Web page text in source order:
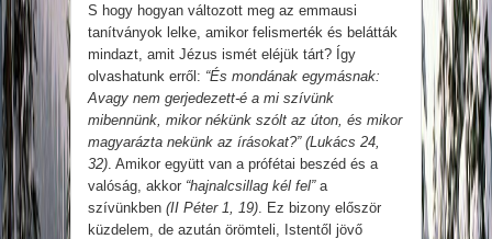
S hogy hogyan változott meg az emmausi
tanítványok lelke, amikor felismerték és belátták
mindazt, amit Jézus ismét eléjük tárt? Így
olvashatunk erről: “És mondának egymásnak:
Avagy nem gerjedezett-é a mi szívünk
mibennünk, mikor nékünk szólt az úton, és mikor
magyarázta nekünk az írásokat?” (Lukács 24,
32) . Amikor együtt van a prófétai beszéd és a
valóság, akkor “hajnalcsillag kél fel”a
szívünkben (II Péter 1, 19) . Ez bizony először
küzdelem, de azután örömteli, Istentől jövő